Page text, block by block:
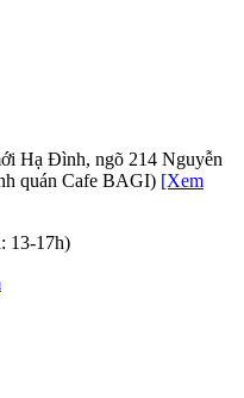
Hạ Đình, ngõ 214 Nguyễn
quán Cafe BAGI) [Xem
13-17h)